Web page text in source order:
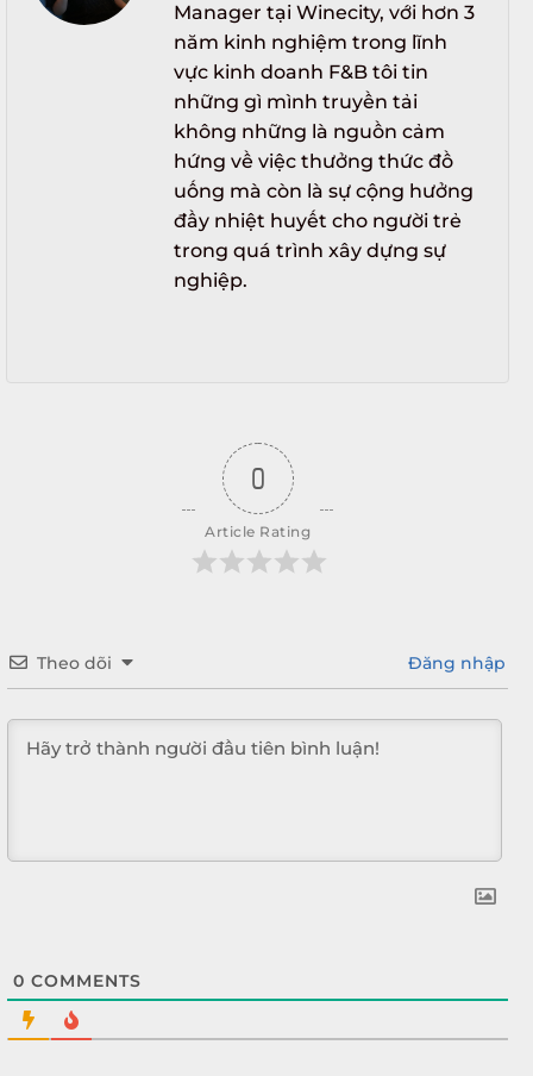
Manager tại Winecity, với hơn 3
năm kinh nghiệm trong lĩnh
vực kinh doanh F&B tôi tin
những gì mình truyền tải
không những là nguồn cảm
hứng về việc thưởng thức đồ
uống mà còn là sự cộng hưởng
đầy nhiệt huyết cho người trẻ
trong quá trình xây dựng sự
nghiệp.
0
Article Rating
Theo dõi Đăng nhập
0 COMMENTS